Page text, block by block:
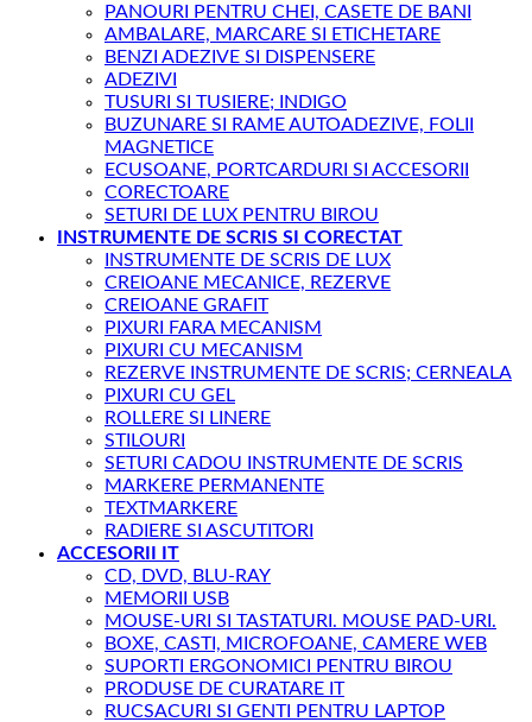
PANOURI PENTRU CHEI, CASETE DE BANI
AMBALARE, MARCARE SI ETICHETARE
BENZI ADEZIVE SI DISPENSERE
ADEZIVI
TUSURI SI TUSIERE; INDIGO
BUZUNARE SI RAME AUTOADEZIVE, FOLII
MAGNETICE
ECUSOANE, PORTCARDURI SI ACCESORII
CORECTOARE
SETURI DE LUX PENTRU BIROU
INSTRUMENTE DE SCRIS SI CORECTAT
INSTRUMENTE DE SCRIS DE LUX
CREIOANE MECANICE, REZERVE
CREIOANE GRAFIT
PIXURI FARA MECANISM
PIXURI CU MECANISM
REZERVE INSTRUMENTE DE SCRIS; CERNEALA
PIXURI CU GEL
ROLLERE SI LINERE
STILOURI
SETURI CADOU INSTRUMENTE DE SCRIS
MARKERE PERMANENTE
TEXTMARKERE
RADIERE SI ASCUTITORI
ACCESORII IT
CD, DVD, BLU-RAY
MEMORII USB
MOUSE-URI SI TASTATURI. MOUSE PAD-URI.
BOXE, CASTI, MICROFOANE, CAMERE WEB
SUPORTI ERGONOMICI PENTRU BIROU
PRODUSE DE CURATARE IT
RUCSACURI SI GENTI PENTRU LAPTOP